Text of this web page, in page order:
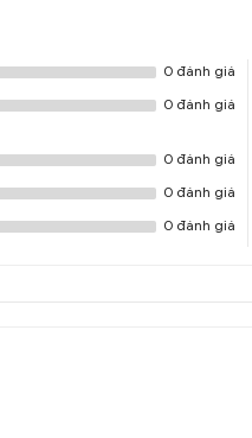
hiện đại Decor trang trí
0 đánh giá
0 đánh giá
0 đánh giá
0 đánh giá
0 đánh giá